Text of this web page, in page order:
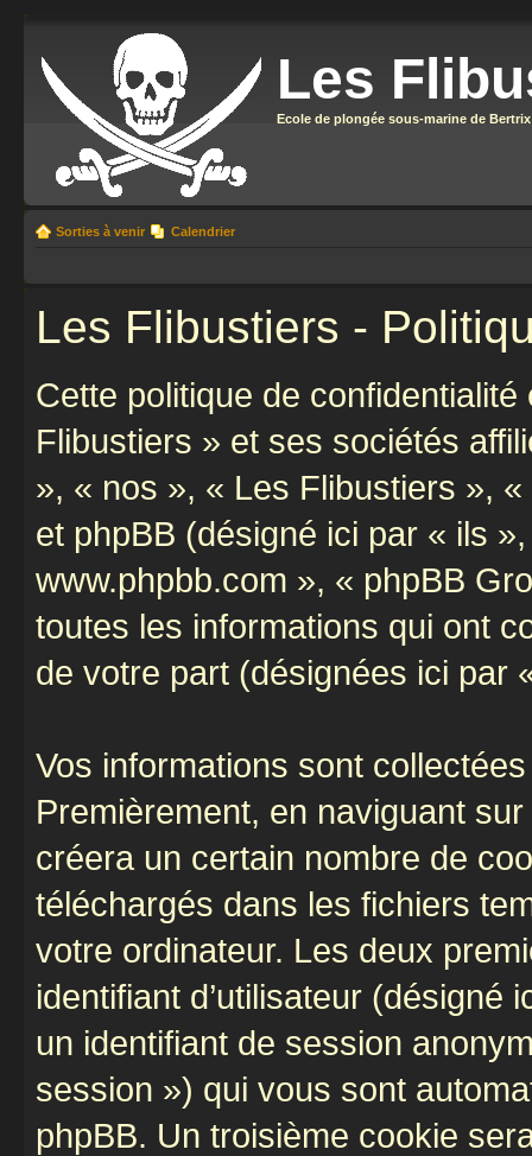
Les
Ecole de plongée sous-marine de Bertrix
Sorties à venir Calendrier
Les Flibustiers -
Cette politique de
Flibustiers » et ses sociétés
», « nos », « Les Flibustiers »,
et phpBB (désigné ici par « ils
www.phpbb.com », « phpBB
toutes les informations qui ont
de votre part (désignées ici par
Vos informations sont
Premièrement, en naviguant
créera un certain nombre de
téléchargés dans les fichiers
votre ordinateur. Les deux
identifiant d’utilisateur (désigné
un identifiant de session
session ») qui vous sont
phpBB. Un troisième cookie